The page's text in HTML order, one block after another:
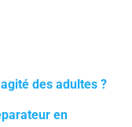
des adultes ?
en